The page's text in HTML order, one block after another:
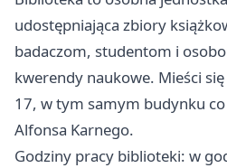
udostępniająca zbiory
badaczom, studentom i
kwerendy naukowe. Mieści
17, w tym samym budynku
Alfonsa Karnego.
Godziny pracy biblioteki: w